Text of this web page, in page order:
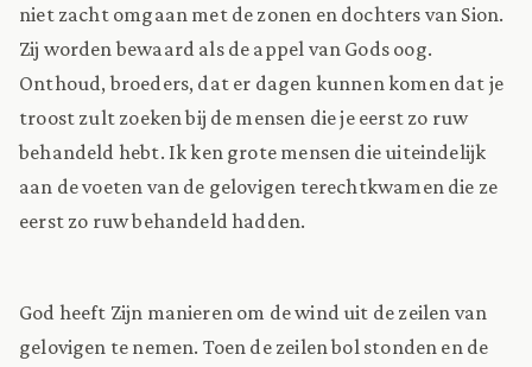
niet zacht omgaan met de zonen en dochters van Sion.
Zij worden bewaard als de appel van Gods oog.
Onthoud, broeders, dat er dagen kunnen komen dat je
troost zult zoeken bij de mensen die je eerst zo ruw
behandeld hebt. Ik ken grote mensen die uiteindelijk
aan de voeten van de gelovigen terechtkwamen die ze
eerst zo ruw behandeld hadden.
God heeft Zijn manieren om de wind uit de zeilen van
gelovigen te nemen. Toen de zeilen bol stonden en de